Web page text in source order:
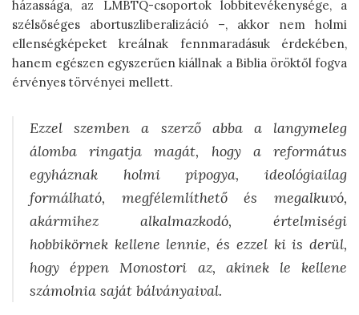
házassága, az LMBTQ-csoportok lobbitevékenysége, a
szélsőséges abortuszliberalizáció –, akkor nem holmi
ellenségképeket kreálnak fennmaradásuk érdekében,
hanem egészen egyszerűen kiállnak a Biblia öröktől fogva
érvényes törvényei mellett.
Ezzel szemben a szerző abba a langymeleg
álomba ringatja magát, hogy a református
egyháznak holmi pipogya, ideológiailag
formálható, megfélemlíthető és megalkuvó,
akármihez alkalmazkodó, értelmiségi
hobbikörnek kellene lennie, és ezzel ki is derül,
hogy éppen Monostori az, akinek le kellene
számolnia saját bálványaival.